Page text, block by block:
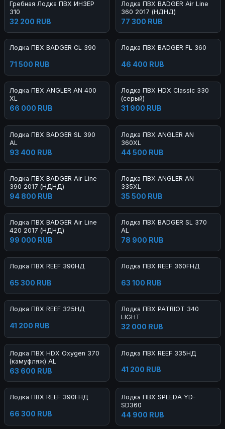
Гребная Лодка ПВХ ИНЗЕР
310
32 200 RUB
Лодка ПВХ BADGER Air Line
360 2017 (НДНД)
77 300 RUB
Лодка ПВХ BADGER CL 390
71 500 RUB
Лодка ПВХ BADGER FL 360
46 400 RUB
Лодка ПВХ ANGLER AN 400
XL
66 000 RUB
Лодка ПВХ HDX Classic 330
(серый)
31 900 RUB
Лодка ПВХ BADGER SL 390
AL
93 400 RUB
Лодка ПВХ ANGLER AN
360XL
44 500 RUB
Лодка ПВХ BADGER Air Line
390 2017 (НДНД)
94 800 RUB
Лодка ПВХ ANGLER AN
335XL
35 500 RUB
Лодка ПВХ BADGER Air Line
420 2017 (НДНД)
99 000 RUB
Лодка ПВХ BADGER SL 370
AL
78 900 RUB
Лодка ПВХ REEF 390НД
65 300 RUB
Лодка ПВХ REEF 360FНД
63 100 RUB
Лодка ПВХ REEF 325НД
41 200 RUB
Лодка ПВХ PATRIOT 340
LIGHT
32 000 RUB
Лодка ПВХ HDX Oxygen 370
(камуфляж) AL
63 600 RUB
Лодка ПВХ REEF 335НД
41 200 RUB
Лодка ПВХ REEF 390FНД
66 300 RUB
Лодка ПВХ SPEEDA YD-
SD360
44 900 RUB